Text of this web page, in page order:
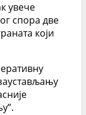
увече
спора две
који